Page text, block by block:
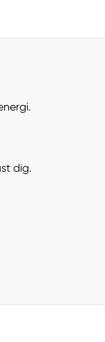
dig.